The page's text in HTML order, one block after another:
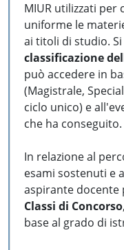
MIUR utilizzati per
uniforme le
ai titoli di studio.
classificazione
può accedere in
(Magistrale,
ciclo unico) e
che ha conseguito.
In relazione al
esami sostenuti e
aspirante docente
Classi di Concorso
base al grado di